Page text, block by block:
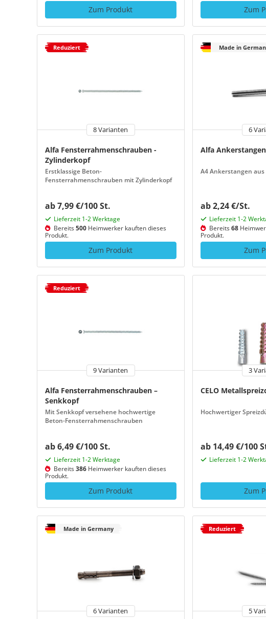
Zum Produkt Zum
Reduziert
8 Varianten
Alfa Fensterrahmenschrauben -
Zylinderkopf
Erstklassige Beton-
Fensterrahmenschrauben mit Zylinderkopf
ab 7,99 €/100 St.
Lieferzeit 1-2 Werktage
Bereits500 Heimwerker kauften dieses
Produkt.
Zum Produkt
Made in
6
Alfa
A4 Ankerstangen aus
ab 2,24 €/St.
Lieferzeit 1-2
Bereits68
Produkt.
Zum
Reduziert
9 Varianten
Alfa Fensterrahmenschrauben –
Senkkopf
Mit Senkkopf versehene hochwertige
Beton-Fensterrahmenschrauben
ab 6,49 €/100 St.
Lieferzeit 1-2 Werktage
Bereits386 Heimwerker kauften dieses
Produkt.
Zum Produkt
3
CELO
Hochwertiger
ab 14,49 €/100
Lieferzeit 1-2
Zum
Made in Germany
6 Varianten
Reduziert
5